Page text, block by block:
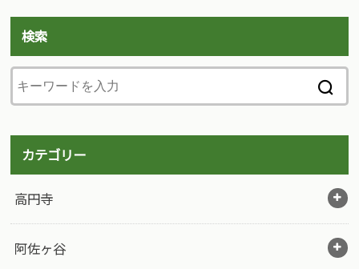
検索
カテゴリー
高円寺
阿佐ヶ谷